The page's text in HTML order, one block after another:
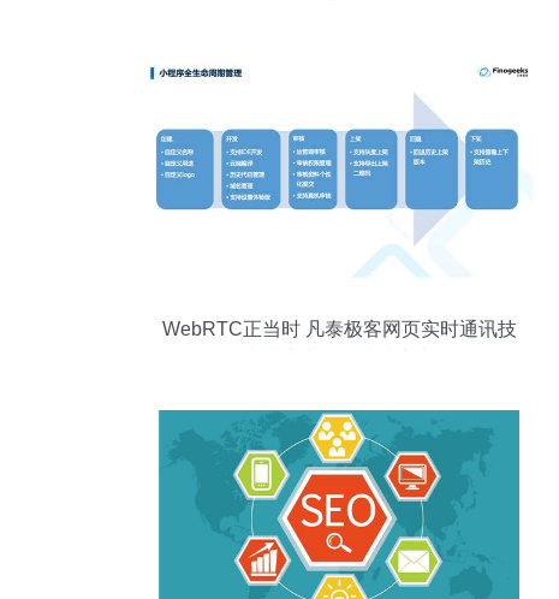
WebRTC正当时 凡泰极客网页实时通讯技